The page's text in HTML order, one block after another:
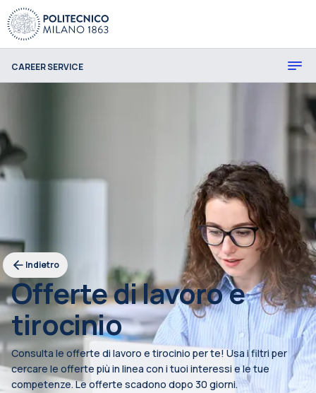
CAREER SERVICE
Indietro
Offerte di lavoro e
tirocinio
Consulta le offerte di lavoro e tirocinio per te! Usa i filtri per
cercare le offerte più in linea con i tuoi interessi e le tue
competenze. Le offerte scadono dopo 30 giorni.